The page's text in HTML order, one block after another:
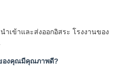
าเข้าและส่งออกอิสระ โรงงานของ
ของคุณมีคุณภาพดี?